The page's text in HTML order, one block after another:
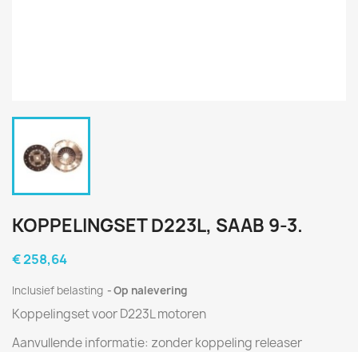
KOPPELINGSET D223L, SAAB 9-3.
€ 258,64
Inclusief belasting Op nalevering
Koppelingset voor D223L motoren
Aanvullende informatie: zonderkoppeling releaser